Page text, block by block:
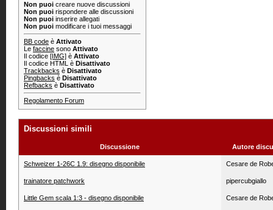
Non puoi creare nuove discussioni
Non puoi rispondere alle discussioni
Non puoi inserire allegati
Non puoi modificare i tuoi messaggi
BB code è Attivato
Le faccine sono Attivato
Il codice [IMG] è Attivato
Il codice HTML è Disattivato
Trackbacks è Disattivato
Pingbacks è Disattivato
Refbacks è Disattivato
Regolamento Forum
Discussioni simili
Discussione Autore
Schweizer 1-26C 1.9: disegno disponibile Cesare de
trainatore patchwork pipercubgiallo
Little Gem scala 1:3 - disegno disponibile Cesare de